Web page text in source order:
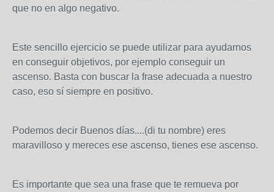
que no en algo negativo.
Este sencillo ejercicio se puede utilizar para ayudarnos
en conseguir objetivos, por ejemplo conseguir un
ascenso. Basta con buscar la frase adecuada a nuestro
caso, eso sí siempre en positivo.
Podemos decir Buenos días....(di tu nombre) eres
maravilloso y mereces ese ascenso, tienes ese ascenso.
Es importante que sea una frase que te remueva por